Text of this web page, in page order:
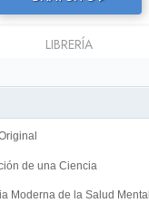
LIBRERÍA
de una Ciencia
Moderna de la Salud Mental